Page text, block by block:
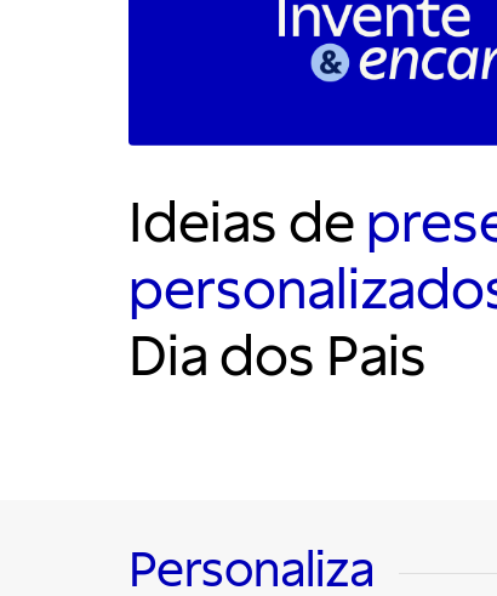
Ideias de
Dia dos Pais
Personaliza